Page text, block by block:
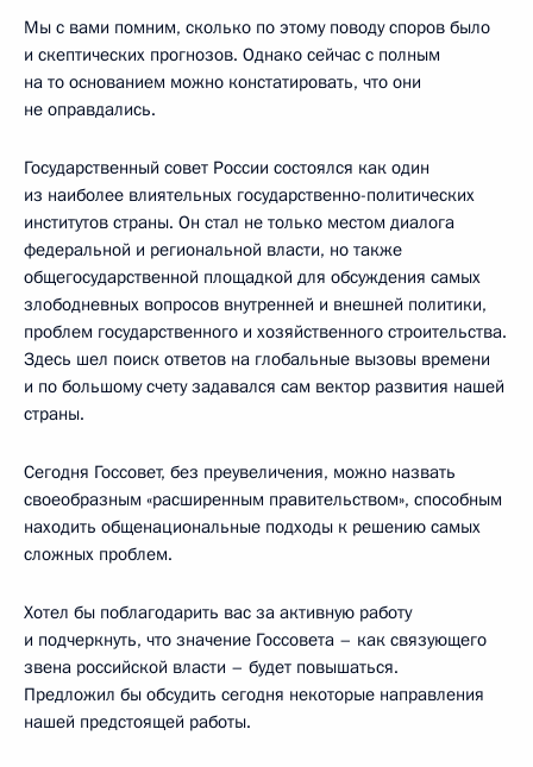
Мы с вами помним, сколько по этому поводу споров было
и скептических прогнозов. Однако сейчас с полным
на то основанием можно констатировать, что они
не оправдались.
Государственный совет России состоялся как один
из наиболее влиятельных государственно-политических
институтов страны. Он стал не только местом диалога
федеральной и региональной власти, но также
общегосударственной площадкой для обсуждения самых
злободневных вопросов внутренней и внешней политики,
проблем государственного и хозяйственного строительства.
Здесь шел поиск ответов на глобальные вызовы времени
и по большому счету задавался сам вектор развития нашей
страны.
Сегодня Госсовет, без преувеличения, можно назвать
своеобразным «расширенным правительством», способным
находить общенациональные подходы к решению самых
сложных проблем.
Хотел бы поблагодарить вас за активную работу
и подчеркнуть, что значение Госсовета – как связующего
звена российской власти – будет повышаться.
Предложил бы обсудить сегодня некоторые направления
нашей предстоящей работы.